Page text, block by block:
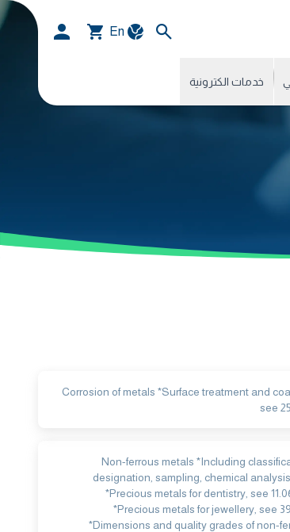
En
خدمات الكترونية
Corrosion of metals *Surface treatment and
see
Non-ferrous metals *Including
designation, sampling, chemical
*Precious metals for dentistry, see
*Precious metals for jewellery, see
*Dimensions and quality grades of non-